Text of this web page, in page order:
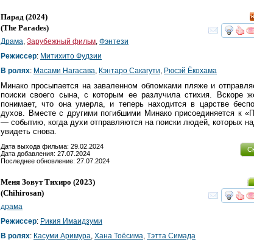
Парад (2024)
(The Parades)
Драма, Зарубежный фильм, Фэнтези
Режиссер: Митихито Фудзии
В ролях: Масами Нагасава, Кэнтаро Сакагути, Рюсэй Ёкохама
Минако просыпается на заваленном обломками пляже и
поиски своего сына, с которым ее разлучила стихия. Вскоре
понимает, что она умерла, и теперь находится в царстве
духов. Вместе с другими погибшими Минако присоединяется к
— событию, когда духи отправляются на поиски людей, которых
увидеть снова.
Дата выхода фильма: 29.02.2024
Дата добавления: 27.07.2024
Последнее обновление: 27.07.2024
Меня Зовут Тихиро (2023)
(Chihirosan)
драма
Режиссер: Рикия Имаидзуми
В ролях: Касуми Аримура Хана Тоёсима Тэтта Симада